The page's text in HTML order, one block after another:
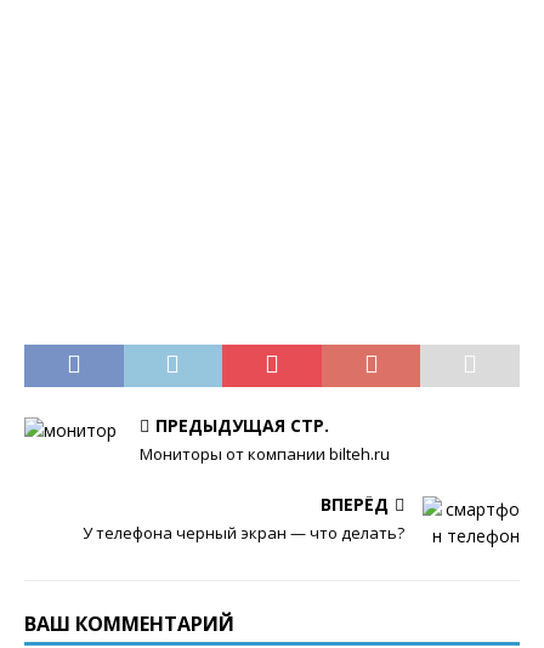
ПРЕДЫДУЩАЯ СТР.
Мониторы от компании bilteh.ru
ВПЕРЁД
У телефона черный экран — что делать?
ВАШ КОММЕНТАРИЙ